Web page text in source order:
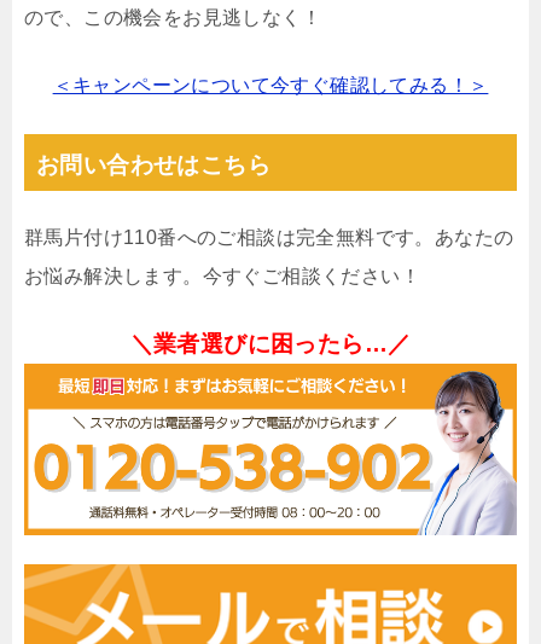
ので、この機会をお見逃しなく！
＜キャンペーンについて今すぐ確認してみる！＞
お問い合わせはこちら
群馬片付け110番へのご相談は完全無料です。あなたの
お悩み解決します。今すぐご相談ください！
＼業者選びに困ったら…／